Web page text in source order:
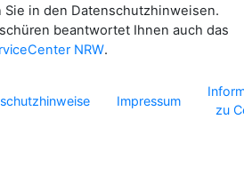
in den Datenschutzhinweisen.
beantwortet Ihnen auch das
NRW.
Impressum
zu